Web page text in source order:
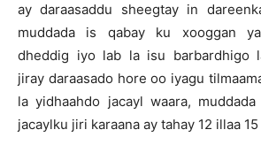
ay daraasaddu sheegtay in
muddada is qabay ku xooggan
dheddig iyo lab la isu barbardhigo
jiray daraasado hore oo iyagu
la yidhaahdo jacayl waara,
jacaylku jiri karaana ay tahay 12 illaa